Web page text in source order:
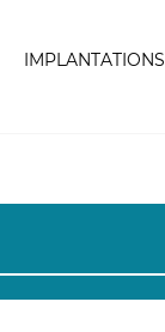
IMPLANTATIONS